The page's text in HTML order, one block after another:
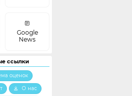
Google
News
ссылки
оценок
О нас